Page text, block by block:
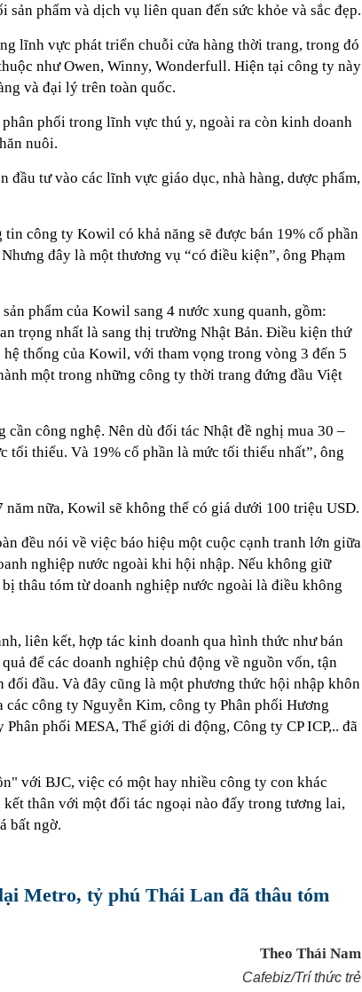
sản phẩm và dịch vụ liên quan đến sức khỏe và sắc đẹp.
lĩnh vực phát triển chuỗi cửa hàng thời trang, trong đó
như Owen, Winny, Wonderfull. Hiện tại công ty này
và đại lý trên toàn quốc.
phối trong lĩnh vực thú y, ngoài ra còn kinh doanh
nuôi.
đầu tư vào các lĩnh vực giáo dục, nhà hàng, dược phẩm,
công ty Kowil có khả năng sẽ được bán 19% cổ phần
đây là một thương vụ “có điều kiện”, ông Phạm
phẩm của Kowil sang 4 nước xung quanh, gồm:
trọng nhất là sang thị trường Nhật Bản. Điều kiện thứ
thống của Kowil, với tham vọng trong vòng 3 đến 5
một trong những công ty thời trang đứng đầu Việt
công nghệ. Nên dù đối tác Nhật đề nghị mua 30 –
tối thiểu. Và 19% cổ phần là mức tối thiểu nhất”, ông
nữa, Kowil sẽ không thể có giá dưới 100 triệu USD.
đều nói về việc báo hiệu một cuộc cạnh tranh lớn giữa
nghiệp nước ngoài khi hội nhập. Nếu không giữ
thâu tóm từ doanh nghiệp nước ngoài là điều không
liên kết, hợp tác kinh doanh qua hình thức như bán
để các doanh nghiệp chủ động về nguồn vốn, tận
đối đầu. Và đây cũng là một phương thức hội nhập khôn
các công ty Nguyễn Kim, công ty Phân phối Hương
phối MESA, Thế giới di động, Công ty CP ICP,.. đã
với BJC, việc có một hay nhiều công ty con khác
thân với một đối tác ngoại nào đấy trong tương lai,
bất ngờ.
Metro, tỷ phú Thái Lan đã thâu tóm
Theo Thái Nam
Cafebiz/Trí thức trẻ